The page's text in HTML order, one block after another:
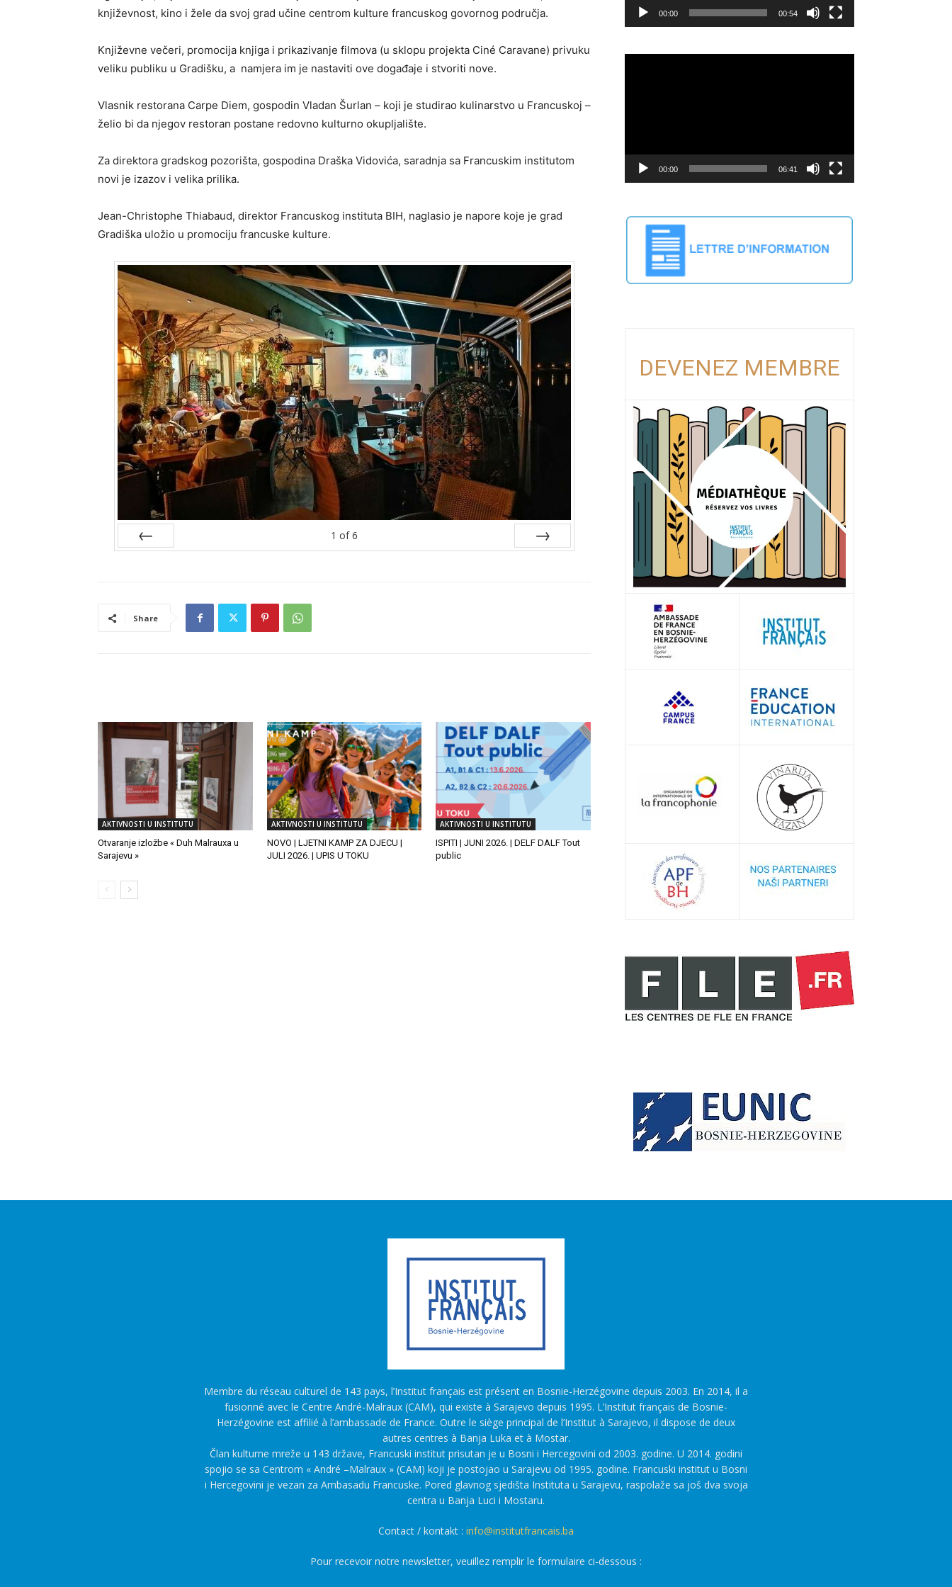
književnost, kino i žele da svoj grad učine centrom kulture francuskog govornog područja.
Književne večeri, promocija knjiga i prikazivanje filmova (u sklopu projekta Ciné Caravane) privuku
veliku publiku u Gradišku, a namjera im je nastaviti ove događaje i stvoriti nove.
Vlasnik restorana Carpe Diem, gospodin Vladan Šurlan – koji je studirao kulinarstvo u Francuskoj –
želio bi da njegov restoran postane redovno kulturno okupljalište.
Za direktora gradskog pozorišta, gospodina Draška Vidovića, saradnja sa Francuskim institutom
novi je izazov i velika prilika.
Jean-Christophe Thiabaud, direktor Francuskog instituta BIH, naglasio je napore koje je grad
Gradiška uložio u promociju francuske kulture.
1 of 6
Share
AKTIVNOSTI U INSTITUTU
Otvaranje izložbe « Duh Malrauxa u
Sarajevu »
AKTIVNOSTI U INSTITUTU
NOVO | LJETNI KAMP ZA DJECU |
JULI 2026. | UPIS U TOKU
AKTIVNOSTI U INSTITUTU
ISPITI | JUNI 2026. | DELF DALF Tout
public
00:00 00:54
00:00 06:41
DEVENEZ MEMBRE
Membre du réseau culturel de 143 pays, l’Institut français est présent en Bosnie-Herzégovine depuis 2003. En 2014, il a
fusionné avec le Centre André-Malraux (CAM), qui existe à Sarajevo depuis 1995. L’Institut français de Bosnie-
Herzégovine est affilié à l’ambassade de France. Outre le siège principal de l’Institut à Sarajevo, il dispose de deux
autres centres à Banja Luka et à Mostar.
Član kulturne mreže u 143 države, Francuski institut prisutan je u Bosni i Hercegovini od 2003. godine. U 2014. godini
spojio se sa Centrom « André –Malraux » (CAM) koji je postojao u Sarajevu od 1995. godine. Francuski institut u Bosni
i Hercegovini je vezan za Ambasadu Francuske. Pored glavnog sjedišta Instituta u Sarajevu, raspolaže sa još dva svoja
centra u Banja Luci i Mostaru.
Contact / kontakt : info@institutfrancais.ba
Pour recevoir notre newsletter, veuillez remplir le formulaire ci-dessous :